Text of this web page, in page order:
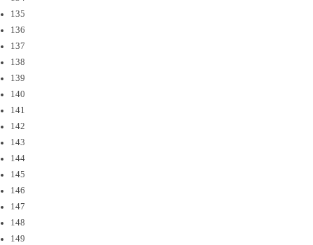
135
136
137
138
139
140
141
142
143
144
145
146
147
148
149